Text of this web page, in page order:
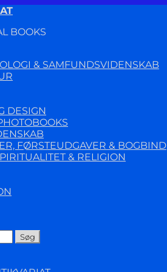
BOOKS
& SAMFUNDSVIDENSKAB
DESIGN
FØRSTEUDGAVER & BOGBIND
& RELIGION
Søg